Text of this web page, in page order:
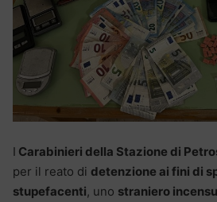
I Carabinieri della Stazione di
per il reato di detenzione ai fini di
stupefacenti, uno straniero